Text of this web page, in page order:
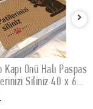
SEPETE EKLE
Önü Halı Paspas
Siliniz 40 x 60